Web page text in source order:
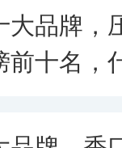
大品牌，
前十名，